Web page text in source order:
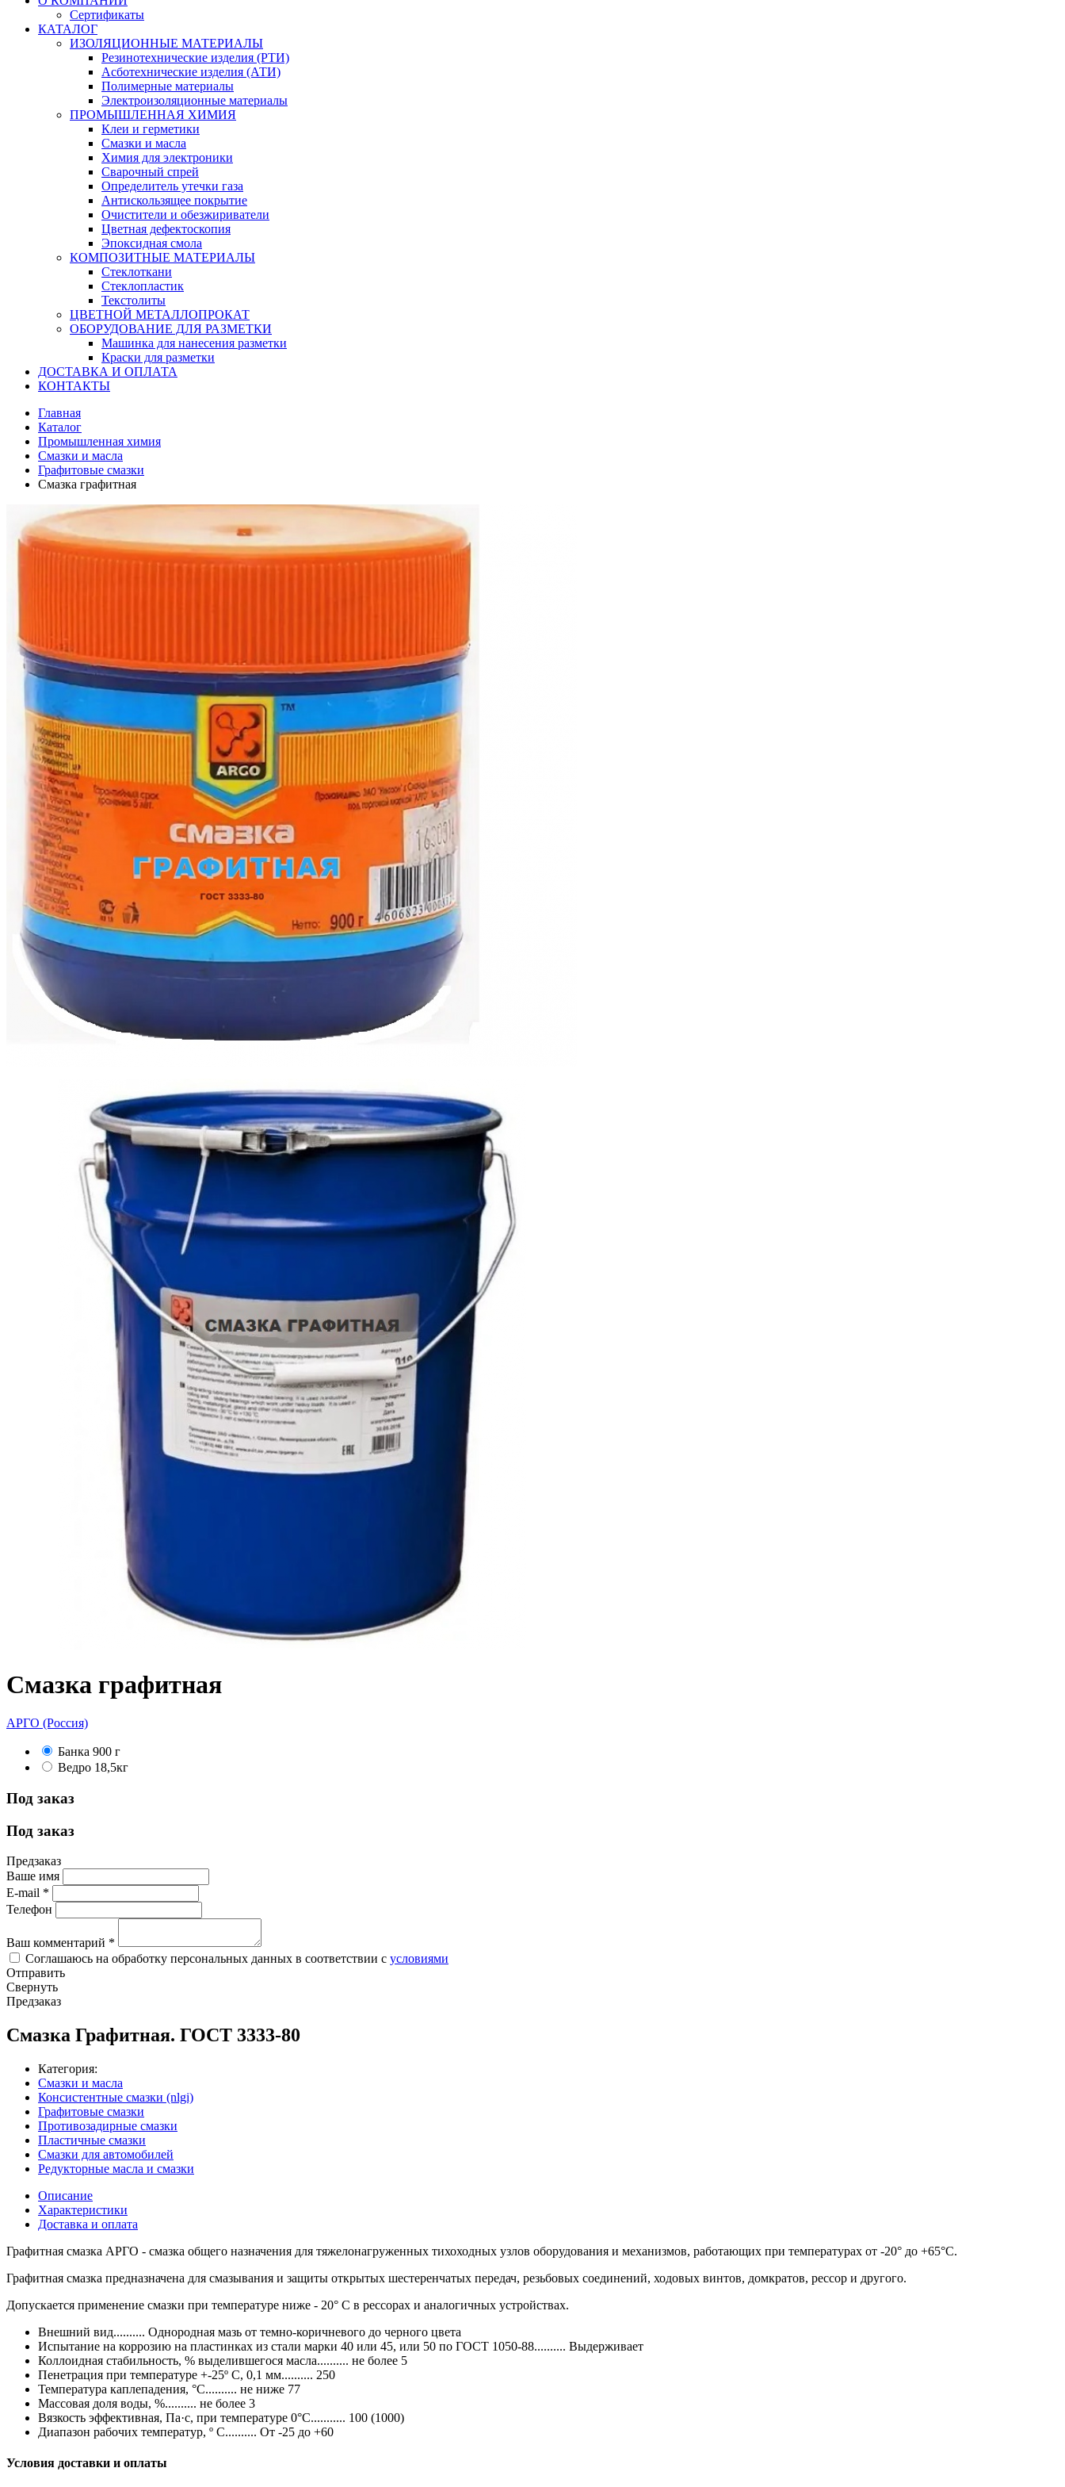
Сертификаты
КАТАЛОГ
ИЗОЛЯЦИОННЫЕ МАТЕРИАЛЫ
Резинотехнические изделия (РТИ)
Асботехнические изделия (АТИ)
Полимерные материалы
Электроизоляционные материалы
ПРОМЫШЛЕННАЯ ХИМИЯ
Клеи и герметики
Смазки и масла
Химия для электроники
Сварочный спрей
Определитель утечки газа
Антискользящее покрытие
Очистители и обезжириватели
Цветная дефектоскопия
Эпоксидная смола
КОМПОЗИТНЫЕ МАТЕРИАЛЫ
Стеклоткани
Стеклопластик
Текстолиты
ЦВЕТНОЙ МЕТАЛЛОПРОКАТ
ОБОРУДОВАНИЕ ДЛЯ РАЗМЕТКИ
Машинка для нанесения разметки
Краски для разметки
ДОСТАВКА И ОПЛАТА
КОНТАКТЫ
Главная
Каталог
Промышленная химия
Смазки и масла
Графитовые смазки
Смазка графитная
Смазка графитная
АРГО (Россия)
Банка 900 г
Ведро 18,5кг
Под заказ
Под заказ
Предзаказ
Ваше имя
E-mail *
Телефон
Ваш комментарий *
Соглашаюсь на обработку персональных данных в соответствии с условиями
Отправить
Свернуть
Предзаказ
Смазка Графитная. ГОСТ 3333-80
Категория:
Смазки и масла
Консистентные смазки (nlgi)
Графитовые смазки
Противозадирные смазки
Пластичные смазки
Смазки для автомобилей
Редукторные масла и смазки
Описание
Характеристики
Доставка и оплата
Графитная смазка АРГО - смазка общего назначения для тяжелонагруженных тихоходных узлов оборудования и механизмов, работающих при температурах от -20° до +65°С.
Графитная смазка предназначена для смазывания и защиты открытых шестеренчатых передач, резьбовых соединений, ходовых винтов, домкратов, рессор и другого.
Допускается применение смазки при температуре ниже - 20° С в рессорах и аналогичных устройствах.
Внешний вид.......... Однородная мазь от темно-коричневого до черного цвета
Испытание на коррозию на пластинках из стали марки 40 или 45, или 50 по ГОСТ 1050-88.......... Выдерживает
Коллоидная стабильность, % выделившегося масла.......... не более 5
Пенетрация при температуре +-25º С, 0,1 мм.......... 250
Температура каплепадения, °С.......... не ниже 77
Массовая доля воды, %.......... не более 3
Вязкость эффективная, Па·с, при температуре 0°С........... 100 (1000)
Диапазон рабочих температур, º С.......... От -25 до +60
Условия доставки и оплаты